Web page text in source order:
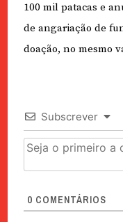
100 mil patacas e
de angariação de
doação, no mesmo
Subscrever
0 COMENTÁRIOS